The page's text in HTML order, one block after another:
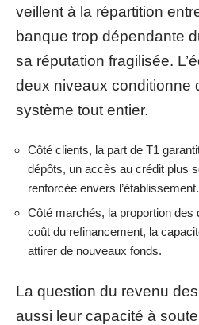
veillent à la répartition
banque trop dépendante
sa réputation fragilisée.
deux niveaux conditionne
système tout entier.
Côté clients, la part de T1
dépôts, un accès au crédit plus
renforcée envers l’établissement.
Côté marchés, la proportion des
coût du refinancement, la
attirer de nouveaux fonds.
La question du revenu
aussi leur capacité à